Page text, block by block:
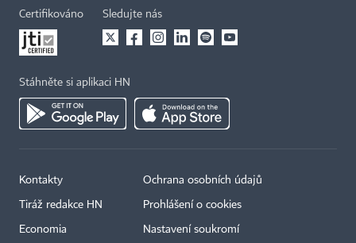
Certifikováno Sledujte nás
Stáhněte si aplikaci HN
Kontakty
Tiráž redakce HN
Economia
Ochrana osobních údajů
Prohlášení o cookies
Nastavení soukromí